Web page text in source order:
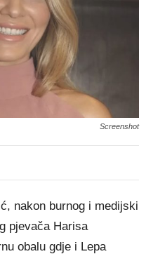
Screenshot
nakon burnog i medijski
pjevača Harisa
obalu gdje i Lepa